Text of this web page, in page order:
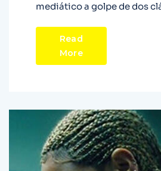
mediático a golpe de dos
Read
More